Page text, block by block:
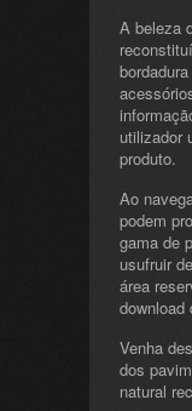
A beleza
utilizador
produto.
Ao
podem
gama de
usufruir
área
download
Venha
dos
natural